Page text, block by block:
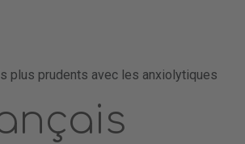
plus prudents avec les anxiolytiques